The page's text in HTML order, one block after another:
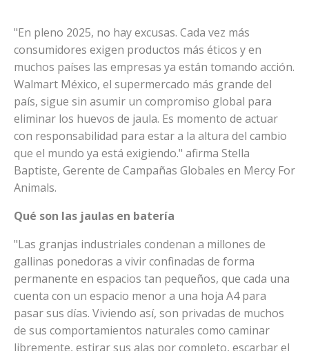
"En pleno 2025, no hay excusas. Cada vez más
consumidores exigen productos más éticos y en
muchos países las empresas ya están tomando acción.
Walmart México, el supermercado más grande del
país, sigue sin asumir un compromiso global para
eliminar los huevos de jaula. Es momento de actuar
con responsabilidad para estar a la altura del cambio
que el mundo ya está exigiendo." afirma Stella
Baptiste, Gerente de Campañas Globales en Mercy For
Animals.
Qué son las jaulas en batería
"Las granjas industriales condenan a millones de
gallinas ponedoras a vivir confinadas de forma
permanente en espacios tan pequeños, que cada una
cuenta con un espacio menor a una hoja A4 para
pasar sus días. Viviendo así, son privadas de muchos
de sus comportamientos naturales como caminar
libremente, estirar sus alas por completo, escarbar el